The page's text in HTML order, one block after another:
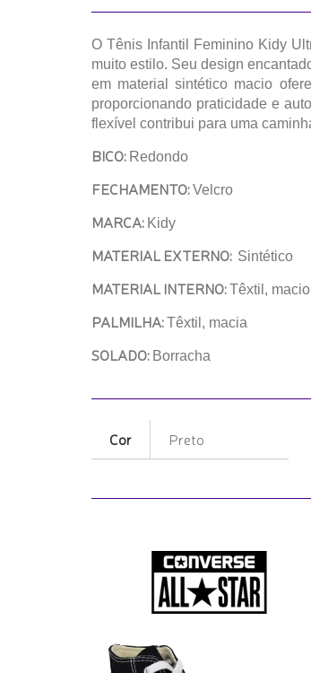
O Tênis Infantil Feminino Kidy
muito estilo. Seu design
em material sintético macio
proporcionando praticidade e
flexível contribui para uma
BICO: Redondo
FECHAMENTO:Velcro
MARCA: Kidy
MATERIAL EXTERNO: Sintético
MATERIAL INTERNO:Têxtil, macio
PALMILHA:Têxtil, macia
SOLADO: Borracha
Cor Preto